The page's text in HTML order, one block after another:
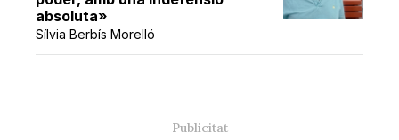
absoluta»
Sílvia Berbís Morelló